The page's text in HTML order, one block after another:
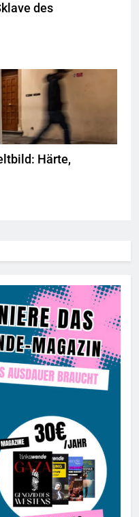
des
© Martevanni,CC-BY-SA-4.0
Härte,